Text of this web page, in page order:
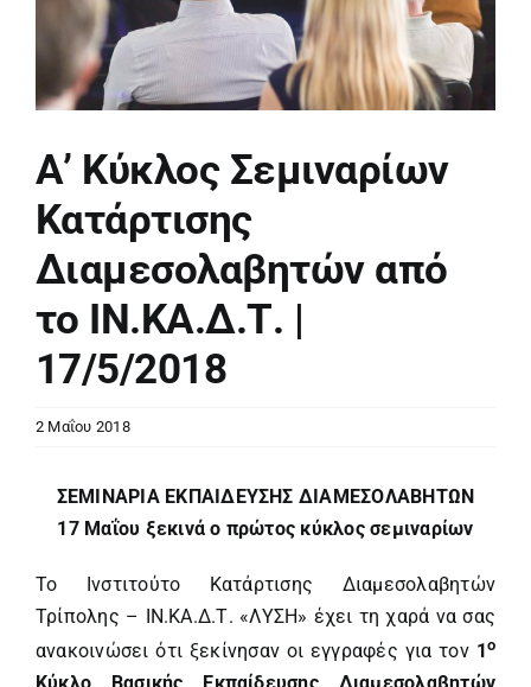
Α’ Κύκλος Σεμιναρίων
Κατάρτισης
Διαμεσολαβητών από
το ΙΝ.ΚΑ.Δ.Τ. |
17/5/2018
2 Μαΐου 2018
ΣΕΜΙΝΑΡΙΑ ΕΚΠΑΙΔΕΥΣΗΣ ΔΙΑΜΕΣΟΛΑΒΗΤΩΝ
17 Μαΐου ξεκινά ο πρώτος κύκλος σεμιναρίων
Το Ινστιτούτο Κατάρτισης Διαμεσολαβητών
Τρίπολης – ΙΝ.ΚΑ.Δ.Τ. «ΛΥΣΗ» έχει τη χαρά να σας
ανακοινώσει ότι ξεκίνησαν οι εγγραφές για τον 1ο